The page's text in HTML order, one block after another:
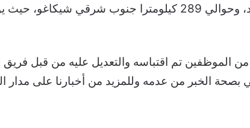
تقع ديكاتور على بعد حوالي 64 كيلومترا شرقي مدينة سبرينغفيلد، وحوالي 289
الخبر من عدمه وللمزيد من أخبارنا على مدار